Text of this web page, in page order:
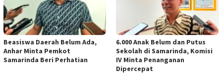
Beasiswa Daerah Belum Ada,
Anhar Minta Pemkot
Samarinda Beri Perhatian
6.000 Anak Belum dan Putus
Sekolah di Samarinda, Komisi
IV Minta Penanganan
Dipercepat